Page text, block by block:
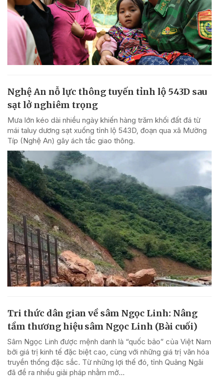
Nghệ An nỗ lực thông tuyến tỉnh lộ 543D sau
sạt lở nghiêm trọng
Mưa lớn kéo dài nhiều ngày khiến hàng trăm khối đất đá từ
mái taluy dương sạt xuống tỉnh lộ 543D, đoạn qua xã Mường
Típ (Nghệ An) gây ách tắc giao thông.
Tri thức dân gian về sâm Ngọc Linh: Nâng
tầm thương hiệu sâm Ngọc Linh (Bài cuối)
Sâm Ngọc Linh được mệnh danh là “quốc bảo” của Việt Nam
bởi giá trị kinh tế đặc biệt cao, cùng với những giá trị văn hóa
truyền thống đặc sắc. Từ những lợi thế đó, tỉnh Quảng Ngãi
đã đề ra nhiều giải pháp nhằm mở...